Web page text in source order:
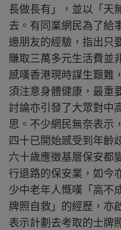
長做長有」，並以「天
去。有同業網民為了給
邊朋友的經驗，指出只
賺取三萬多元生活費並
感嘆香港現時謀生艱難
須注意身體健康，最重
討論亦引發了大眾對中
思。不少網民無奈表示
四十已開始感受到年齡
六十歲應徵基層保安都
行退路的保安業，如今
少中老年人慨嘆「高不
牌照自救」的經歷，亦
表示計劃去考取的士牌